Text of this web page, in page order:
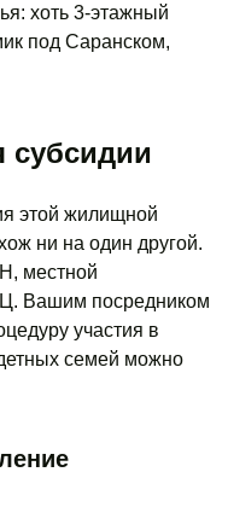
хоть 3-этажный
под Саранском,
субсидии
этой жилищной
ни на один другой.
местной
Вашим посредником
участия в
семей можно